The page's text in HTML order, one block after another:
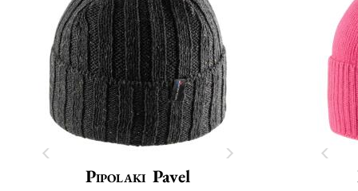
Pipolaki Pavel